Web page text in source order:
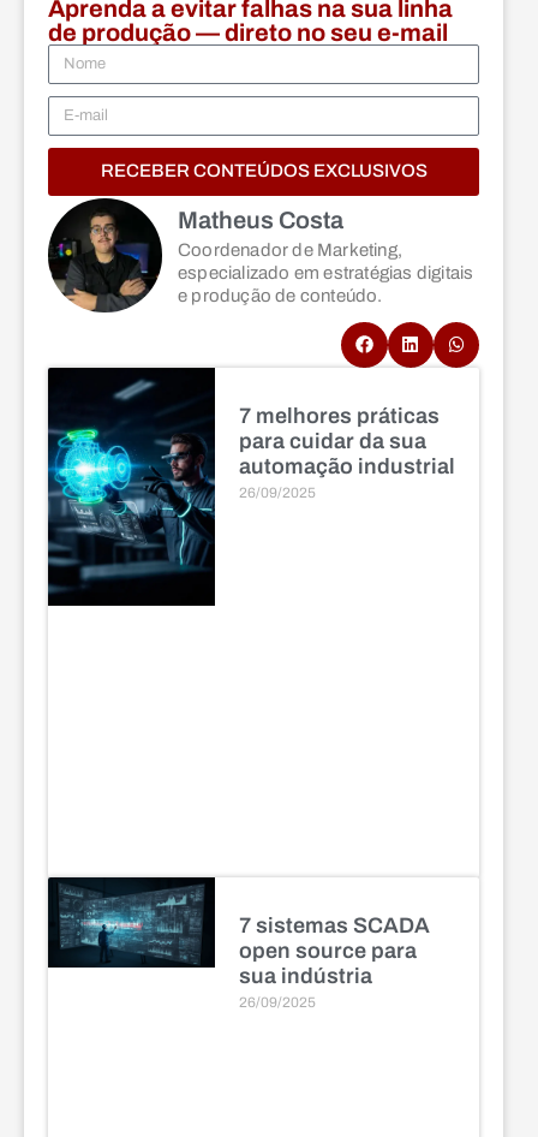
Aprenda a evitar falhas na sua linha
de produção — direto no seu e-mail
RECEBER CONTEÚDOS EXCLUSIVOS
Matheus Costa
Coordenador de Marketing,
especializado em estratégias digitais
e produção de conteúdo.
7 melhores práticas
para cuidar da sua
automação industrial
26/09/2025
7 sistemas SCADA
open source para
sua indústria
26/09/2025